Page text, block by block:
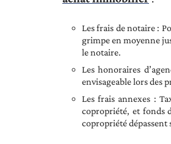
Les frais de notaire :
grimpe en moyenne
le notaire.
Les honoraires
envisageable lors des
Les frais annexes :
copropriété, et fonds
copropriété dépassent